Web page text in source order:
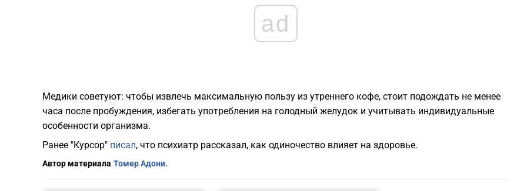
ad
Медики советуют: чтобы извлечь максимальную пользу из утреннего кофе, стоит подождать не менее
часа после пробуждения, избегать употребления на голодный желудок и учитывать индивидуальные
особенности организма.
Ранее "Курсор" писал, что психиатр рассказал, как одиночество влияет на здоровье.
Автор материала Томер Адони.